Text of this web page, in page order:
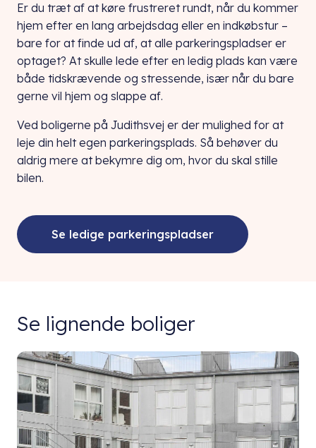
Er du træt af at køre frustreret rundt, når du kommer
hjem efter en lang arbejdsdag eller en indkøbstur –
bare for at finde ud af, at alle parkeringspladser er
optaget? At skulle lede efter en ledig plads kan være
både tidskrævende og stressende, især når du bare
gerne vil hjem og slappe af.
Ved boligerne på Judithsvej er der mulighed for at
leje din helt egen parkeringsplads. Så behøver du
aldrig mere at bekymre dig om, hvor du skal stille
bilen.
Se ledige parkeringspladser
Se lignende boliger